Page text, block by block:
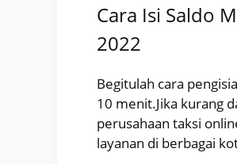
Cara Isi Saldo
2022
Begitulah cara
10 menit.Jika kurang
perusahaan taksi
layanan di berbagai